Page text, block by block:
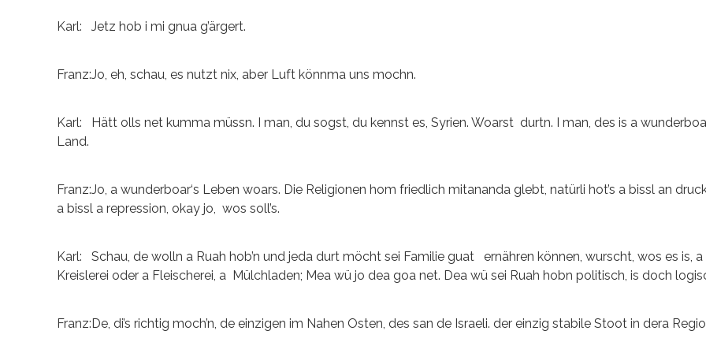
Karl: Jetz hob i mi gnua g’ärgert.
Franz:Jo, eh, schau, es nutzt nix, aber Luft könnma uns mochn.
Karl: Hätt olls net kumma müssn. I man, du sogst, du kennst es, Syrien. Woarst durtn. I man, des is a
Land.
Franz:Jo, a wunderboar‘s Leben woars. Die Religionen hom friedlich mitananda glebt, natürli hot’s a bissl an druck
a bissl a repression, okay jo, wos soll’s.
Karl: Schau, de wolln a Ruah hob’n und jeda durt möcht sei Familie guat ernähren können, wurscht, wos es is, a
Kreislerei oder a Fleischerei, a Mülchladen; Mea wü jo dea goa net. Dea wü sei Ruah hobn politisch, is doch
Franz:De, di’s richtig moch’n, de einzigen im Nahen Osten, des san de Israeli. der einzig stabile Stoot in dera